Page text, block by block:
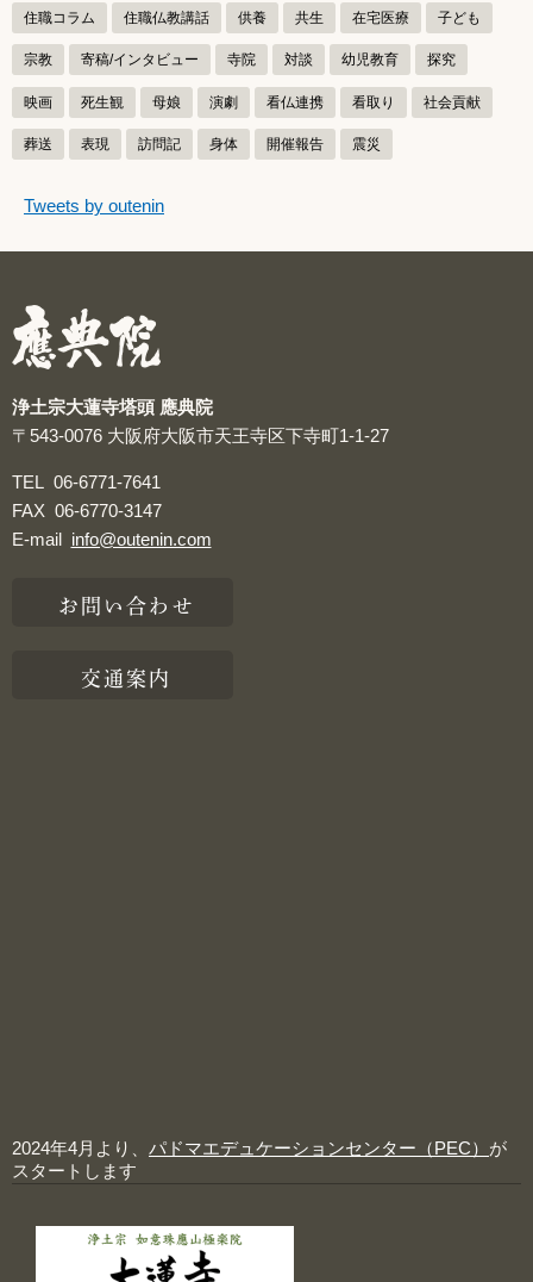
住職コラム 住職仏教講話 供養 共生 在宅医療 子ども
宗教 寄稿/インタビュー 寺院 対談 幼児教育 探究
映画 死生観 母娘 演劇 看仏連携 看取り 社会貢献
葬送 表現 訪問記 身体 開催報告 震災
つぶやき
つぶやきをスキップする
Tweets by outenin
浄土宗大蓮寺塔頭 應典院
〒543-0076 大阪府大阪市天王寺区下寺町1-1-27
TEL 06-6771-7641
FAX 06-6770-3147
E-mail info@outenin.com
お問い合わせ
交通案内
2024年4月より、 パドマエデュケーションセンター（PEC） が
スタートします